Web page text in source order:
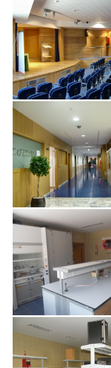
Visão | Missão |
Documentação
Parcerias
Perguntas Frequentes
Entidade Proprietária
Publicitação de
Contactos e
Projetos
Erasmus+
Erasmus+ KA1
Erasmus+ KA2
CitriVET
L&T's - River
VetinSET
Viral
Projecto
Eco-Escolas